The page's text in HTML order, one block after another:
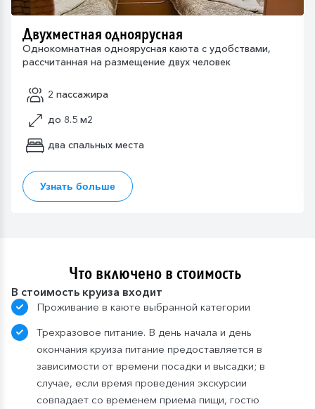
Двухместная одноярусная
Однокомнатная одноярусная каюта с удобствами,
рассчитанная на размещение двух человек
2 пассажира
до 8.5 м2
два спальных места
Узнать больше
Что включено в стоимость
В стоимость круиза входит
Проживание в каюте выбранной категории
Трехразовое питание. В день начала и день
окончания круиза питание предоставляется в
зависимости от времени посадки и высадки; в
случае, если время проведения экскурсии
совпадает со временем приема пищи, гостю